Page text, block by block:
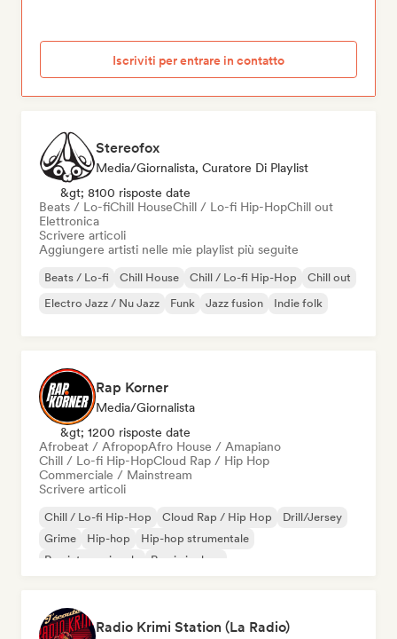
Iscriviti per entrare in contatto
Stereofox
Media/Giornalista, Curatore Di Playlist
&gt; 8100 risposte date
Beats / Lo-fiChill HouseChill / Lo-fi Hip-HopChill out
Elettronica
Scrivere articoli
Aggiungere artisti nelle mie playlist più seguite
Beats / Lo-fi Chill House Chill / Lo-fi Hip-Hop
Chill out
Electro Jazz / Nu Jazz
Funk Jazz fusion Indie folk
Rap Korner
Media/Giornalista
&gt; 1200 risposte date
Afrobeat / AfropopAfro House / Amapiano
Chill / Lo-fi Hip-HopCloud Rap / Hip Hop
Commerciale / Mainstream
Scrivere articoli
Chill / Lo-fi Hip-Hop Cloud Rap / Hip Hop
Drill/Jersey
Grime
Hip-hop
Hip-hop strumentale
Rap internazionale
Rap in inglese
Radio Krimi Station (La Radio)